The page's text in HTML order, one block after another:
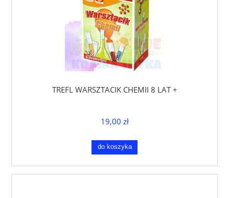
TREFL WARSZTACIK CHEMII 8 LAT +
19,00 zł
do koszyka